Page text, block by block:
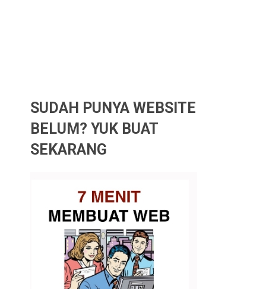
SUDAH PUNYA WEBSITE
BELUM? YUK BUAT
SEKARANG